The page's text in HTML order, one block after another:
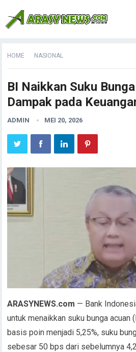
HOME NASIONAL
BI Naikkan Suku
Dampak pada
ADMIN MEI 20, 2026
ARASYNEWS.com — Bank
untuk menaikkan suku bunga acuan
basis poin menjadi 5,25%, suku
sebesar 50 bps dari sebelumnya